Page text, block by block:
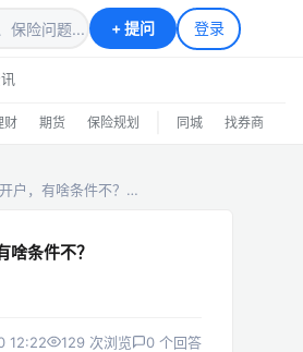
+提问 登录
财 期货 保险规划 同城 找券商
户，有啥条件不？…
啥条件不？
12:22 129 次浏览 0 个回答